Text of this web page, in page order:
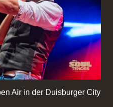
Air in der Duisburger City